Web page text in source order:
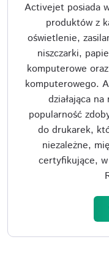
Activejet posiada
produktów z
oświetlenie,
niszczarki,
komputerowe
komputerowego.
działająca
popularność
do drukarek,
niezależne,
certyfikujące,